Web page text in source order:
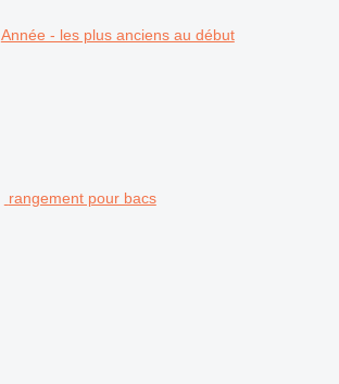
Année - les plus anciens au début
rangement pour bacs